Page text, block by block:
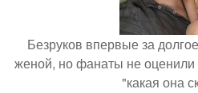
Безруков впервые за
женой, но фанаты не
"какая она